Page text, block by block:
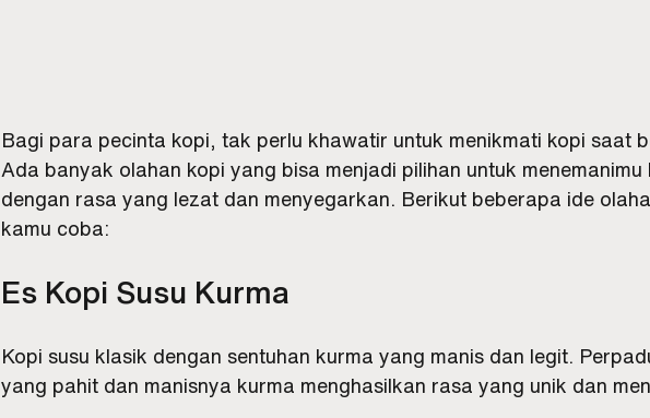
Bagi para pecinta kopi, tak perlu khawatir untuk menikmati kopi saat
Ada banyak olahan kopi yang bisa menjadi pilihan untuk menemanimu
dengan rasa yang lezat dan menyegarkan. Berikut beberapa ide
kamu coba:
Es Kopi Susu Kurma
Kopi susu klasik dengan sentuhan kurma yang manis dan legit.
yang pahit dan manisnya kurma menghasilkan rasa yang unik dan